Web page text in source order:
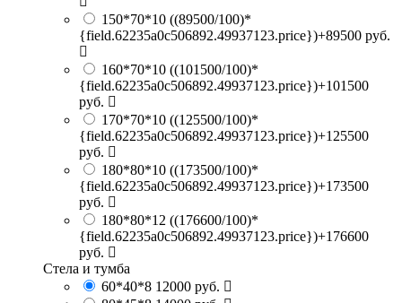
150*70*10 ((89500/100)*
{field.62235a0c506892.49937123.price})+89500 руб.
160*70*10 ((101500/100)*
{field.62235a0c506892.49937123.price})+101500
руб.
170*70*10 ((125500/100)*
{field.62235a0c506892.49937123.price})+125500
руб.
180*80*10 ((173500/100)*
{field.62235a0c506892.49937123.price})+173500
руб.
180*80*12 ((176600/100)*
{field.62235a0c506892.49937123.price})+176600
руб.
Стела и тумба
60*40*8 12000 руб.